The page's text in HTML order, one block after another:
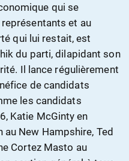
qui se
et au
qui lui restait, est
du parti, dilapidant son
Il lance régulièrement
de candidats
les candidats
Katie McGinty en
au New Hampshire, Ted
Cortez Masto au